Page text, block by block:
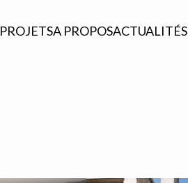
PROJETSA PROPOSACTUALITÉS